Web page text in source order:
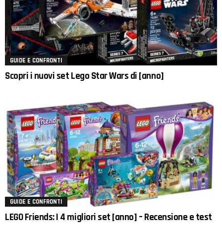
GUIDE E CONFRONTI
Scopri i nuovi set Lego Star Wars di [anno]
GUIDE E CONFRONTI
LEGO Friends: I 4 migliori set [anno] – Recensione e test